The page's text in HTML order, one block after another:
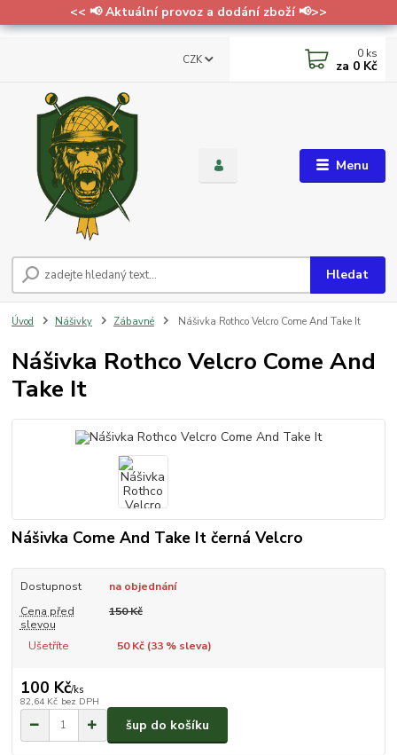
<< 📢 Aktuální provoz a dodání zboží 📢>>
Menu
CZK
Hledat
0 ks
za 0 Kč
Úvod Nášivky Zábavné Nášivka Rothco Velcro Come And Take It
Nášivka Rothco Velcro Come And
Take It
Nášivka Come And Take It černá Velcro
Dostupnost
na objednání
Cena před
slevou
150 Kč
Ušetříte 50 Kč (33% sleva)
100 Kč/ks
82,64 Kč bez DPH
šup do košíku